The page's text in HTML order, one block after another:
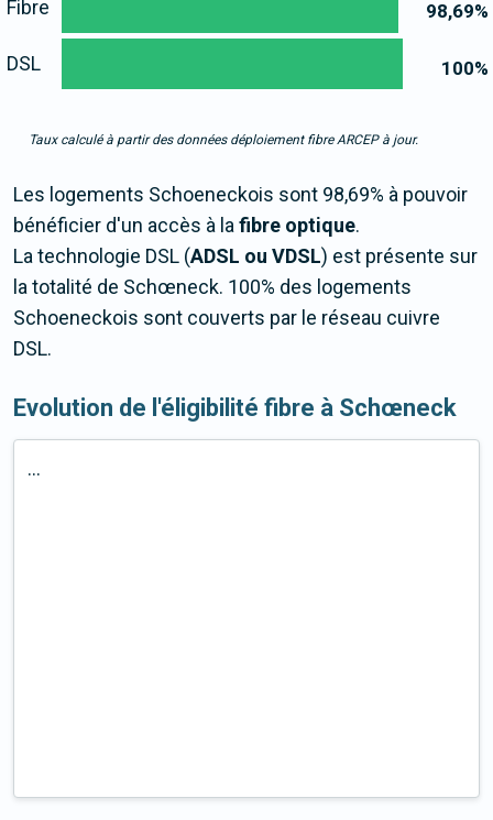
98,69%
100%
Fibre
DSL
Taux calculé à partir des données déploiement fibre ARCEP à jour.
Les logements Schoeneckois sont 98,69% à pouvoir
bénéficier d'un accès à lafibre optique.
La technologie DSL (ADSL ou VDSL) est présente sur
la totalité de Schœneck. 100% des logements
Schoeneckois sont couverts par le réseau cuivre
DSL.
Evolution de l'éligibilité fibre à Schœneck
...